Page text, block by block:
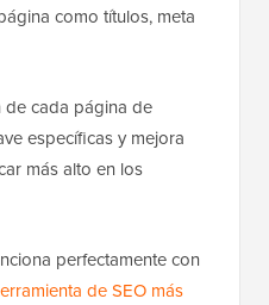
como títulos, meta
de cada página de
específicas y mejora
más alto en los
perfectamente con
de SEO más